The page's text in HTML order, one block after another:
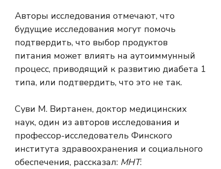
Авторы исследования отмечают, что
будущие исследования могут помочь
подтвердить, что выбор продуктов
питания может влиять на аутоиммунный
процесс, приводящий к развитию диабета 1
типа, или подтвердить, что это не так.
Суви М. Виртанен, доктор медицинских
наук, один из авторов исследования и
профессор-исследователь Финского
института здравоохранения и социального
обеспечения, рассказал: МНТ: